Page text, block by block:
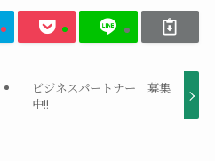
ビジネスパートナー 募集
中!!